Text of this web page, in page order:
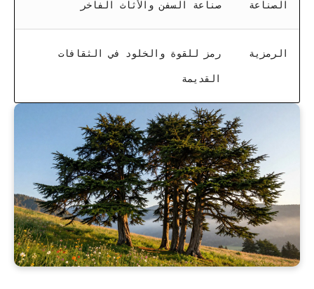
الصناعة صناعة السفن والأثاث الفاخر
الرمزية رمز للقوة والخلود في الثقافات
القديمة